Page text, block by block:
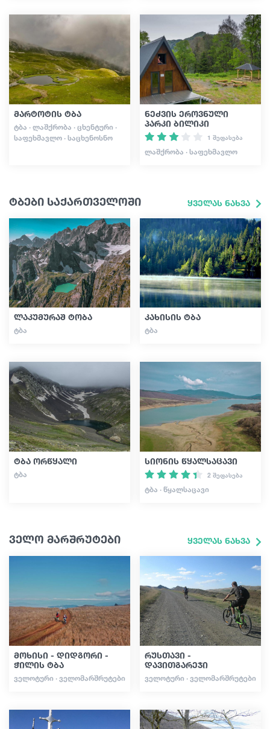
მარტოტის ტბა
ᲢᲑᲐ · ᲚᲐᲨᲥᲠᲝᲑᲐ · ᲪᲮᲔᲜᲢᲣᲠᲘ ·
ᲡᲐᲤᲔᲮᲛᲐᲕᲚᲝ · ᲡᲐᲪᲮᲔᲜᲝᲡᲜᲝ
ნეძვის ეროვნული
პარკი ბილიკი
1 შეფასება
ᲚᲐᲨᲥᲠᲝᲑᲐ · ᲡᲐᲤᲔᲮᲛᲐᲕᲚᲝ
ტბები საქართველოში ყველას ნახვა
ლაკუმურაშ ტობა
ᲢᲑᲐ
კახისის ტბა
ᲢᲑᲐ
ტბა ორწყალი
ᲢᲑᲐ
სიონის წყალსაცავი
2 შეფასება
ᲢᲑᲐ · ᲬᲧᲐᲚᲡᲐᲪᲐᲕᲘ
ველო მარშრუტები ყველას ნახვა
მოხისი - დიდგორი -
ჭილის ტბა
ᲕᲔᲚᲝᲢᲣᲠᲘ · ᲕᲔᲚᲝᲛᲐᲠᲨᲠᲣᲢᲔᲑᲘ
რუსთავი -
დავითგარეჯი
ᲕᲔᲚᲝᲢᲣᲠᲘ · ᲕᲔᲚᲝᲛᲐᲠᲨᲠᲣᲢᲔᲑᲘ